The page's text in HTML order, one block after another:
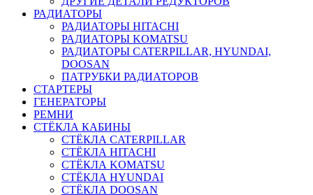
РАДИАТОРЫ
РАДИАТОРЫ HITACHI
РАДИАТОРЫ KOMATSU
РАДИАТОРЫ CATERPILLAR, HYUNDAI,
DOOSAN
ПАТРУБКИ РАДИАТОРОВ
СТАРТЕРЫ
ГЕНЕРАТОРЫ
РЕМНИ
СТЁКЛА КАБИНЫ
СТЁКЛА CATERPILLAR
СТЁКЛА HITACHI
СТЁКЛА KOMATSU
СТЁКЛА HYUNDAI
СТЁКЛА DOOSAN